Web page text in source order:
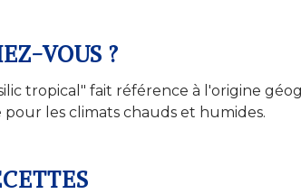
VOUS ?
tropical" fait référence à l'origine
les climats chauds et humides.